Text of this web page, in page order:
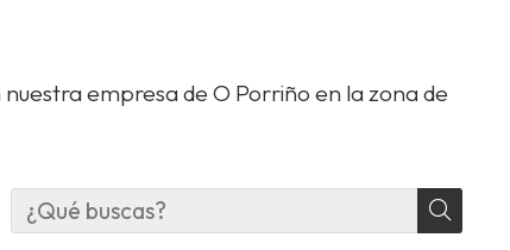
empresa de O Porriño en la zona de